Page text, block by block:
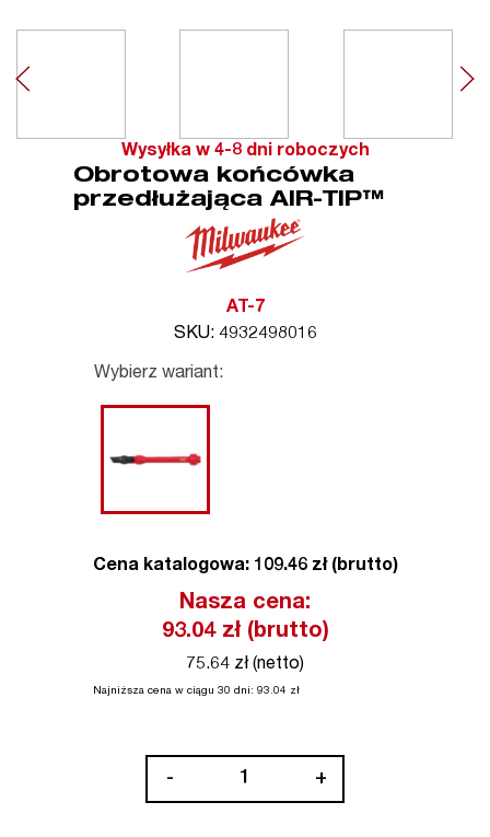
Wysyłka w 4-8 dni roboczych
Obrotowa końcówka
przedłużająca AIR-TIP™
AT-7
SKU: 4932498016
Wybierz wariant:
Cena katalogowa: 109.46 zł (brutto)
Nasza cena:
93.04zł (brutto)
75.64 zł (netto)
Najniższa cena w ciągu 30 dni: 93.04 zł
- +